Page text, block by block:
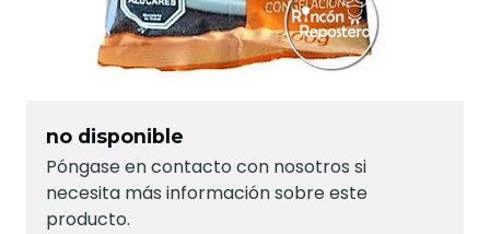
no disponible
Póngase en contacto con nosotros si
necesita más información sobre este
producto.